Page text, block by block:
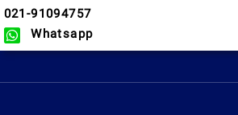
021-91094757
Whatsapp